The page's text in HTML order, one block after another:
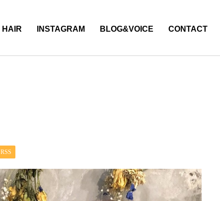
HAIR INSTAGRAM BLOG&VOICE CONTACT
RSS